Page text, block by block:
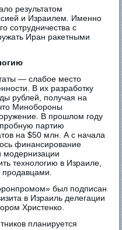
результатом
и Израилем. Именно
сотрудничества с
Иран ракетными
— слабое место
В их разработку
рублей, получая на
Минобороны
В прошлом году
партию
на $50 млн. А с начала
финансирование
модернизации
технологию в Израиле,
продавцами.
был подписан
в Израиль делегации
Христенко.
планируется